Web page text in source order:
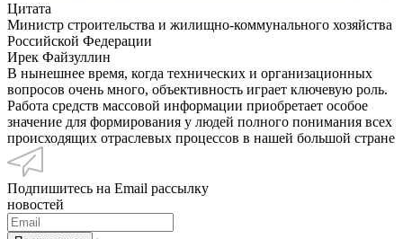
Цитата
Министр строительства и жилищно-коммунального хозяйства
Российской Федерации
Ирек Файзуллин
В нынешнее время, когда технических и организационных
вопросов очень много, объективность играет ключевую роль.
Работа средств массовой информации приобретает особое
значение для формирования у людей полного понимания всех
происходящих отраслевых процессов в нашей большой стране
Подпишитесь на Email рассылку
новостей